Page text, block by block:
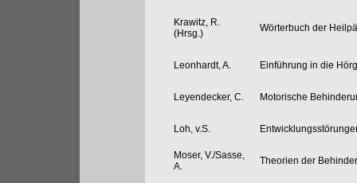
Krawitz, R.
(Hrsg.)
Wörterbuch der
Leonhardt, A. Einführung in die
Leyendecker, C. Motorische
Loh, v.S.
Moser, V./Sasse,
A.
Theorien der